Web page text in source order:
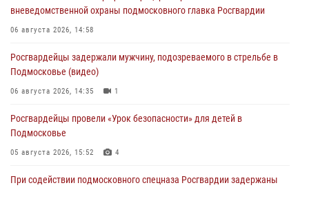
вневедомственной охраны подмосковного главка Росгвардии
06 августа 2026, 14:58
Росгвардейцы задержали мужчину, подозреваемого в стрельбе в
Подмосковье (видео)
06 августа 2026, 14:35 1
Росгвардейцы провели «Урок безопасности» для детей в
Подмосковье
05 августа 2026, 15:52 4
При содействии подмосковного спецназа Росгвардии задержаны